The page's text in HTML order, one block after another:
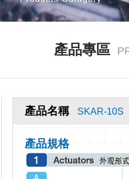
產品專區
產品名稱 SKAR-10S
產品規格